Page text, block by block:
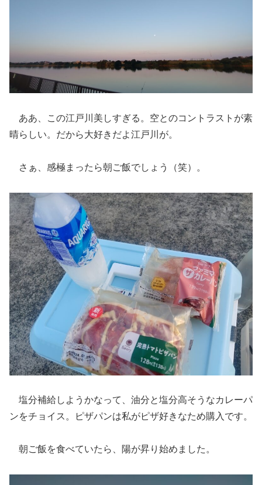
ああ、この江戸川美しすぎる。空とのコントラストが素
晴らしい。だから大好きだよ江戸川が。
さぁ、感極まったら朝ご飯でしょう（笑）。
塩分補給しようかなって、油分と塩分高そうなカレーパ
ンをチョイス。ピザパンは私がピザ好きなため購入です。
朝ご飯を食べていたら、陽が昇り始めました。